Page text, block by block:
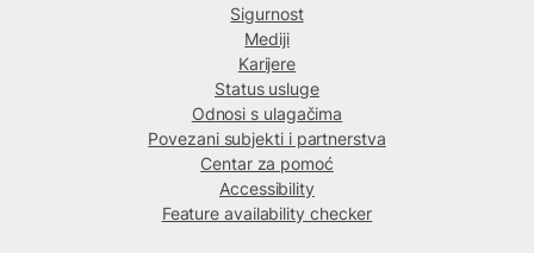
Sigurnost
Mediji
Karijere
Status usluge
Odnosi s ulagačima
Povezani subjekti i partnerstva
Centar za pomoć
Accessibility
Feature availability checker